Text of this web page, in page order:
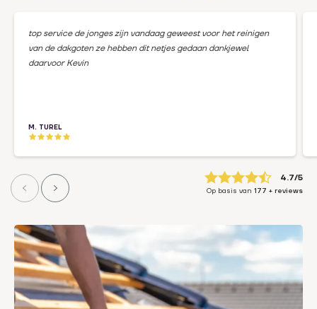
M. TUREL
top service de jonges zijn vandaag geweest voor het reinigen
van de dakgoten ze hebben dit netjes gedaan dankjewel
daarvoor Kevin
4.7
Op basis van 177 + reviews